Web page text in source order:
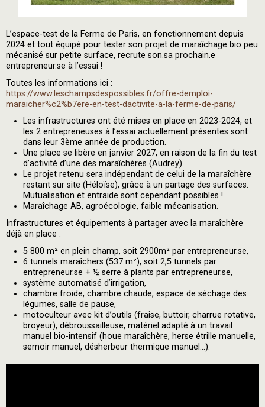
L’espace-test de la Ferme de Paris, en fonctionnement depuis
2024 et tout équipé pour tester son projet de maraîchage bio peu
mécanisé sur petite surface, recrute son.sa prochain.e
entrepreneur.se à l’essai !
Toutes les informations ici :
https://www.leschampsdespossibles.fr/offre-demploi-
maraicher%c2%b7ere-en-test-dactivite-a-la-ferme-de-paris/
Les infrastructures ont été mises en place en 2023-2024, et
les 2 entrepreneuses à l’essai actuellement présentes sont
dans leur 3ème année de production.
Une place se libère en janvier 2027, en raison de la fin du test
d’activité d’une des maraîchères (Audrey).
Le projet retenu sera indépendant de celui de la maraîchère
restant sur site (Héloïse), grâce à un partage des surfaces.
Mutualisation et entraide sont cependant possibles !
Maraîchage AB, agroécologie, faible mécanisation.
Infrastructures et équipements à partager avec la maraîchère
déjà en place :
5 800 m² en plein champ, soit 2900m² par entrepreneur.se,
6 tunnels maraîchers (537 m²), soit 2,5 tunnels par
entrepreneur.se + ½ serre à plants par entrepreneur.se,
système automatisé d’irrigation,
chambre froide, chambre chaude, espace de séchage des
légumes, salle de pause,
motoculteur avec kit d’outils (fraise, buttoir, charrue rotative,
broyeur), débroussailleuse, matériel adapté à un travail
manuel bio-intensif (houe maraîchère, herse étrille manuelle,
semoir manuel, désherbeur thermique manuel…).